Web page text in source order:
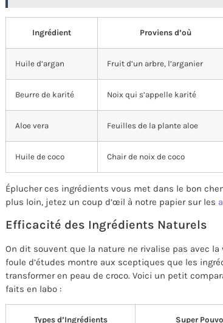
Ingrédient Proviens d’où
Huile d’argan Fruit d’un arbre, l’arganier
Beurre de karité Noix qui s’appelle karité
Aloe vera Feuilles de la plante aloe
Huile de coco Chair de noix de coco
Éplucher ces ingrédients vous met dans le bon
plus loin, jetez un coup d’œil à notre papier sur les
Efficacité des Ingrédients Naturels
On dit souvent que la nature ne rivalise pas avec
foule d’études montre aux sceptiques que les
transformer en peau de croco. Voici un petit
faits en labo :
Types d’Ingrédients Super